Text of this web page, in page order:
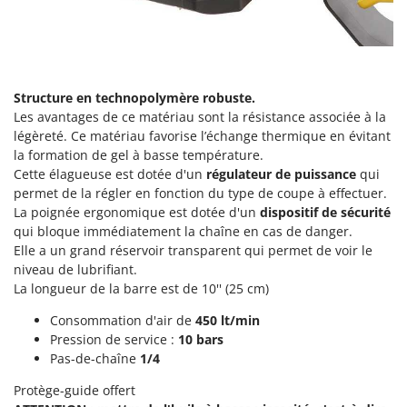
Perches Élagueuses
Plateaux de coupe pour tracteur
Plumeuses
Pompes d'irrigation à tracteur
Pompes de transfert
Pompes immergées électriques
Postes à souder
Poussoirs à saucisse
Presses à pellets
Pressoirs à fruits
Pressoirs à Raisin
Gardena
Garofalo
GeoTech
GeoTech Pro
Gierre
Ginko - MGM
Gipeco
Girmi
GRAEF
Gre
GreenBay
Greenworks
Structure en technopolymère robuste.
Les avantages de ce matériau sont la résistance associée à la
légèreté. Ce matériau favorise l’échange thermique en évitant
la formation de gel à basse température.
Cette élagueuse est dotée d'un régulateur de puissance qui
permet de la régler en fonction du type de coupe à effectuer.
La poignée ergonomique est dotée d'un dispositif de sécurité
qui bloque immédiatement la chaîne en cas de danger.
Elle a un grand réservoir transparent qui permet de voir le
niveau de lubrifiant.
La longueur de la barre est de 10'' (25 cm)
Consommation d'air de 450 lt/min
Pression de service : 10 bars
Pas-de-chaîne 1/4
Protège-guide offert